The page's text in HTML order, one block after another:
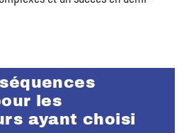
les
ayant choisi